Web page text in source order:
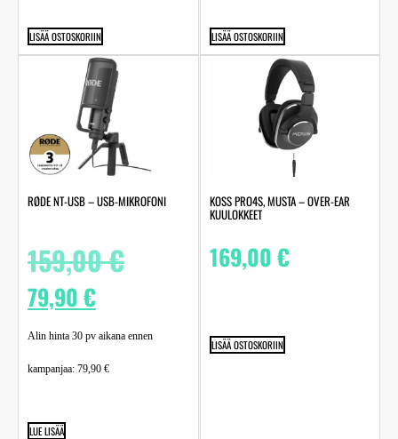
LISÄÄ OSTOSKORIIN LISÄÄ OSTOSKORIIN
RØDE NT-USB – USB-MIKROFONI
159,00€
79,90€
Alin hinta 30 pv aikana ennen
kampanjaa: 79,90 €
LUE LISÄÄ
KOSS PRO4S, MUSTA – OVER-EAR
KUULOKKEET
169,00€
LISÄÄ OSTOSKORIIN